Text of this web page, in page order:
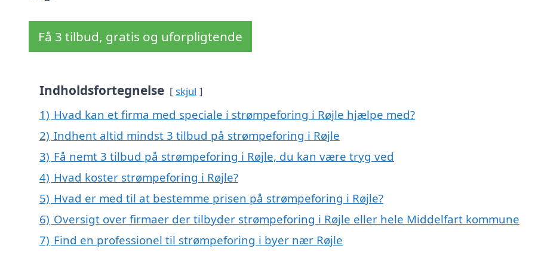
Få 3 tilbud, gratis og uforpligtende
Indholdsfortegnelse skjul
1) Hvad kan et firma med speciale i strømpeforing i Røjle hjælpe med?
2) Indhent altid mindst 3 tilbud på strømpeforing i Røjle
3) Få nemt 3 tilbud på strømpeforing i Røjle, du kan være tryg ved
4) Hvad koster strømpeforing i Røjle?
5) Hvad er med til at bestemme prisen på strømpeforing i Røjle?
6) Oversigt over firmaer der tilbyder strømpeforing i Røjle eller hele Middelfart kommune
7) Find en professionel til strømpeforing i byer nær Røjle